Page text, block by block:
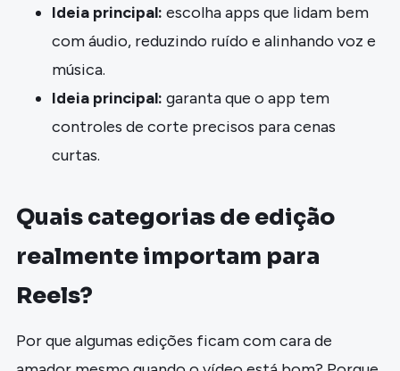
Ideia principal: escolha apps que lidam bem
com áudio, reduzindo ruído e alinhando voz e
música.
Ideia principal: garanta que o app tem
controles de corte precisos para cenas
curtas.
Quais categorias de edição
realmente importam para
Reels?
Por que algumas edições ficam com cara de